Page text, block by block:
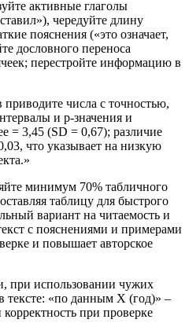
активные глаголы
чередуйте длину
пояснения («это означает,
дословного переноса
перестройте информацию в
числа с точностью,
и p-значения и
= 3,45 (SD = 0,67); различие
что указывает на низкую
минимум 70% табличного
таблицу для быстрого
вариант на читаемость и
с пояснениями и примерами
и повышает авторское
при использовании чужих
тексте: «по данным X (год)» –
корректность при проверке